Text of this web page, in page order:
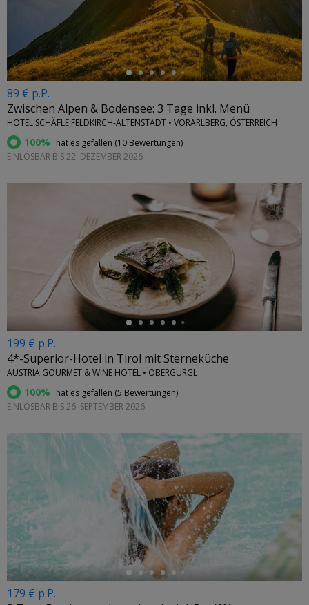
89 € p.P.
Zwischen Alpen & Bodensee: 3 Tage inkl. Menü
HOTEL SCHÄFLE FELDKIRCH-ALTENSTADT • VORARLBERG, ÖSTERREICH
100% hat es gefallen (10 Bewertungen)
EINLÖSBAR BIS 22. DEZEMBER 2026
199 € p.P.
4*-Superior-Hotel in Tirol mit Sterneküche
AUSTRIA GOURMET & WINE HOTEL • OBERGURGL
100% hat es gefallen (5 Bewertungen)
EINLÖSBAR BIS 26. SEPTEMBER 2026
179 € p.P.